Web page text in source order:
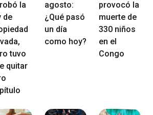
la
de
tuvo
quitar
agosto:
¿Qué pasó
un día
como hoy?
provocó la
muerte de
330 niños
en el
Congo